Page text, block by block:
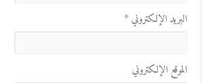
البريد الإلكتروني*
الموقع الإلكتروني